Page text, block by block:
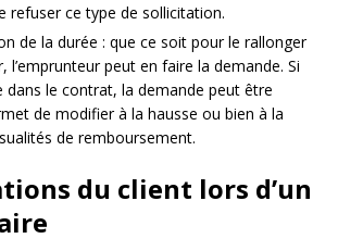
refuser ce type de sollicitation.
de la durée : que ce soit pour le rallonger
l’emprunteur peut en faire la demande. Si
dans le contrat, la demande peut être
de modifier à la hausse ou bien à la
de remboursement.
du client lors d’un